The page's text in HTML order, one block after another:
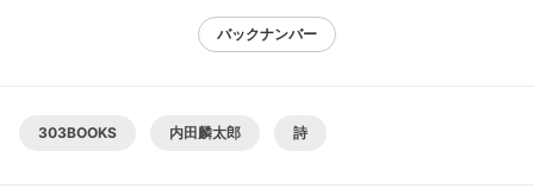
バックナンバー
303BOOKS 内田麟太郎 詩